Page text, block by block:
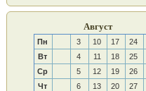
Август
Пн 3 10 17 24
Вт
4 11 18
25
Ср
5 12 19
26
Чт
6 13 20
27